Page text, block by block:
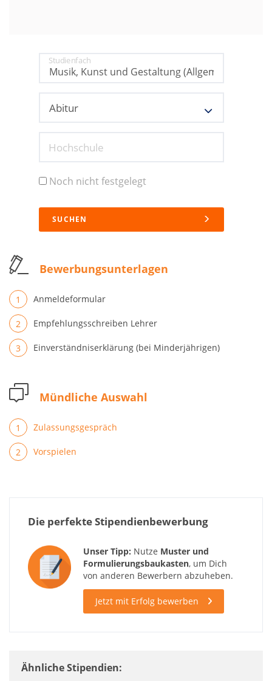
Studienfach
Hochschule
Noch nicht festgelegt
SUCHEN
Bewerbungsunterlagen
Anmeldeformular
Empfehlungsschreiben Lehrer
Einverständniserklärung (bei Minderjährigen)
Mündliche Auswahl
Zulassungsgespräch
Vorspielen
Die perfekte Stipendienbewerbung
Unser Tipp: Nutze Muster und
Formulierungsbaukasten, um Dich
von anderen Bewerbern abzuheben.
Jetzt mit Erfolg bewerben
Ähnliche Stipendien